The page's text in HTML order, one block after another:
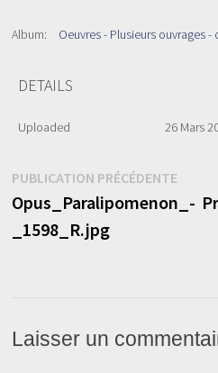
Album: Oeuvres - Plusieurs ouvrages
DETAILS
Uploaded 26 Mars
Navigation
de
l’article
PUBLICATION PRÉCÉDENTE
Opus_Paralipomenon_-
_1598_R.jpg
Laisser un